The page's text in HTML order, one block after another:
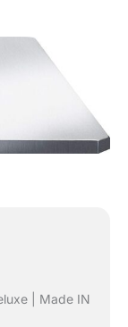
| Made IN